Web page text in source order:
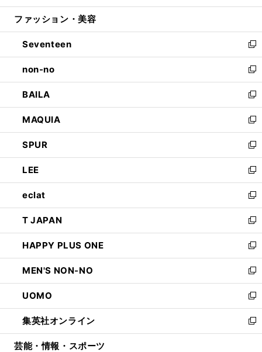
開
ウ
開
く
ン
ウ
で
開
く
ウ
ン
ド
ウ
で
開
く
ファッション・美容
Seventeen
新
し
い
ウ
ィ
ン
ド
ウ
で
開
く
non-no
新
し
い
ウ
ィ
ン
ド
ウ
で
開
く
BAILA
新
し
い
ウ
ィ
ン
ド
ウ
で
開
く
MAQUIA
新
し
い
ウ
ィ
ン
ド
ウ
で
開
く
SPUR
新
し
い
ウ
ィ
ン
ド
ウ
で
開
く
LEE
新
し
い
ウ
ィ
ン
ド
ウ
で
開
く
eclat
新
し
い
ウ
ィ
ン
ド
ウ
で
開
く
T JAPAN
新
し
い
ウ
ィ
ン
ド
ウ
で
開
HAPPY PLUS ONE
新
し
い
ウ
ィ
ン
ド
ウ
MEN'S NON-NO
新
し
い
ウ
ィ
ン
UOMO
新
し
い
ウ
集英社オンライン
新
し
芸能・情報・スポーツ